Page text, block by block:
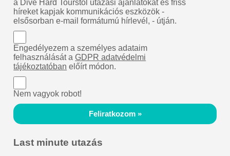
a Dive Hard Tourstól utazási ajánlatokat és friss
híreket kapjak kommunikációs eszközök -
elsősorban e-mail formátumú hírlevél, - útján.
Engedélyezem a személyes adataim
felhasználását aGDPR adatvédelmi
tájékoztatóban előírt módon.
Nem vagyok robot!
Feliratkozom »
Last minute utazás